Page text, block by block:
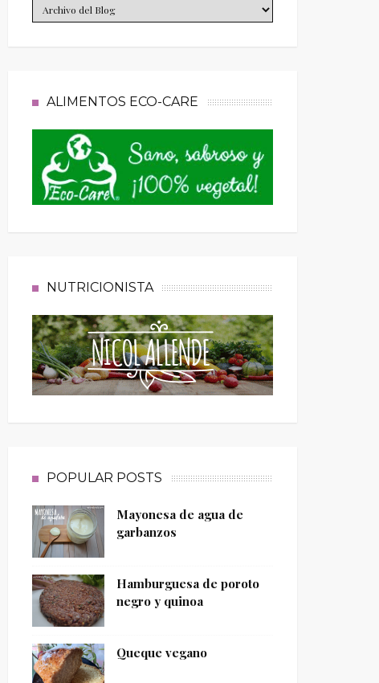
ALIMENTOS ECO-CARE
NUTRICIONISTA
POPULAR POSTS
Mayonesa de agua de
garbanzos
Hamburguesa de poroto
negro y quinoa
Queque vegano